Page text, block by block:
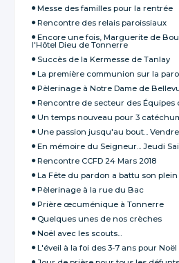
Messe des familles pour la rentrée
Rencontre des relais paroissiaux
Encore une fois, Marguerite de
l'Hôtel Dieu de Tonnerre
Succès de la Kermesse de Tanlay
La première communion sur la
Pèlerinage à Notre Dame de
Rencontre de secteur des Équipes
Un temps nouveau pour 3
Une passion jusqu'au bout...
En mémoire du Seigneur... Jeudi
Rencontre CCFD 24 Mars 2018
La Fête du pardon a battu son plein
Pèlerinage à la rue du Bac
Prière œcuménique à Tonnerre
Quelques unes de nos crèches
Noël avec les scouts...
L'éveil à la foi des 3-7 ans pour Noël